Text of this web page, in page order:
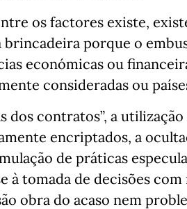
os factores existe,
brincadeira porque o
económicas ou
consideradas ou
dos contratos”, a
encriptados, a
de práticas
à tomada de decisões
obra do acaso nem